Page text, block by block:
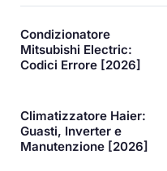
Condizionatore
Mitsubishi Electric:
Codici Errore [2026]
Climatizzatore Haier:
Guasti, Inverter e
Manutenzione [2026]